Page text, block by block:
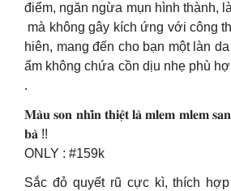
điểm, ngăn ngừa mụn hình thành,
mà không gây kích ứng với công
hiên, mang đến cho bạn một làn
ẩm không chứa cồn dịu nhẹ phù
.
𝐌𝐚̀𝐮 𝐬𝐨𝐧 𝐧𝐡𝐢̀𝐧 𝐭𝐡𝐢𝐞̣̂𝐭 𝐥𝐚̀ 𝐦𝐥𝐞𝐦 𝐦𝐥𝐞𝐦
𝐛𝐚̀ !!
ONLY : #159k
Sắc đỏ quyết rũ cực kì, thích